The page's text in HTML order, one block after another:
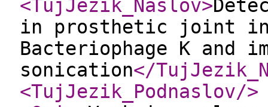
<TujJezik_Naslov>
in prosthetic joint
Bacteriophage K and
sonication</
<TujJezik_Podnaslov/>